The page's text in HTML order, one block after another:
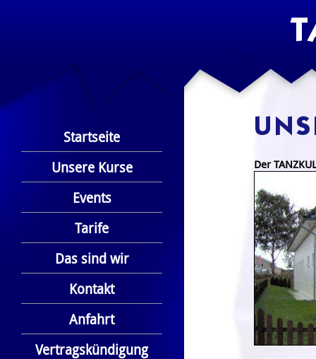
Startseite
Unsere Kurse
Events
Tarife
Das sind wir
Kontakt
Anfahrt
Vertragskündigung
Der